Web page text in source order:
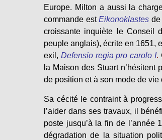
Europe. Milton a aussi la
commande est Eikonoklastes de
croissante inquiète le Conseil
peuple anglais), écrite en 1651,
exil, Defensio regia pro carolo I.
la Maison des Stuart
de position et à son mode de vie
Sa cécité le contraint à
l’aider dans ses travaux, il
poste jusqu’à la fin de
dégradation de la situation